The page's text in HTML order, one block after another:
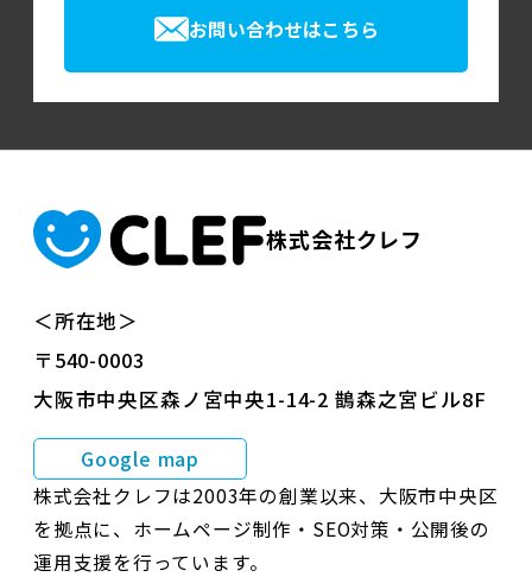
お問い合わせはこちら
株式会社クレフ
＜所在地＞
〒540-0003
大阪市中央区森ノ宮中央1-14-2 鵲森之宮ビル8F
Google map
株式会社クレフは2003年の創業以来、大阪市中央区
を拠点に、ホームページ制作・SEO対策・公開後の
運用支援を行っています。